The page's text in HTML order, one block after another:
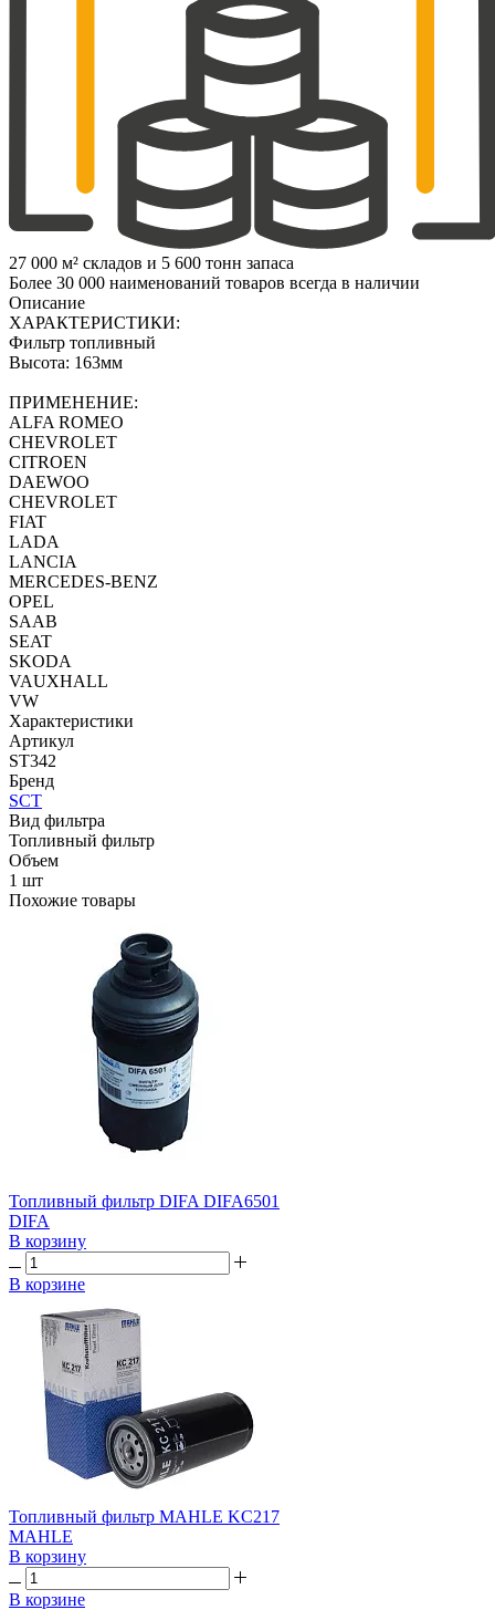
27 000 м² складов и 5 600 тонн запаса
Более 30 000 наименований товаров всегда в наличии
Описание
ХАРАКТЕРИСТИКИ:
Фильтр топливный
Высота: 163мм
ПРИМЕНЕНИЕ:
ALFA ROMEO
CHEVROLET
CITROEN
DAEWOO
CHEVROLET
FIAT
LADA
LANCIA
MERCEDES-BENZ
OPEL
SAAB
SEAT
SKODA
VAUXHALL
VW
Характеристики
Артикул
ST342
Бренд
SCT
Вид фильтра
Топливный фильтр
Объем
1 шт
Похожие товары
Топливный фильтр DIFA DIFA6501
DIFA
В корзину
В корзине
Топливный фильтр MAHLE KC217
MAHLE
В корзину
В корзине